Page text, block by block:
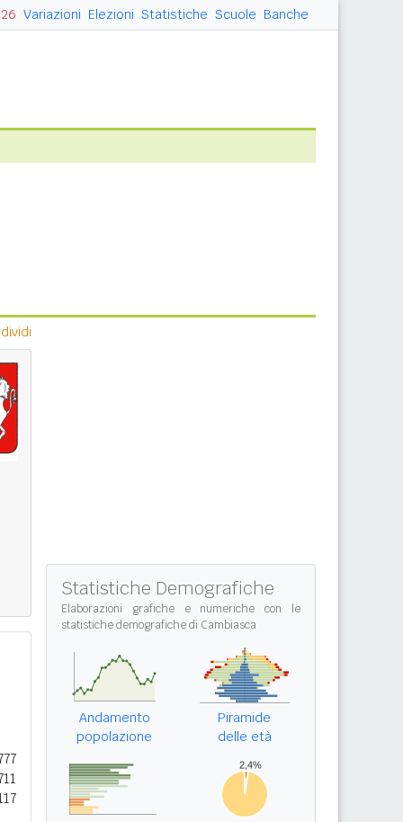
Variazioni Elezioni Statistiche Scuole Banche
Statistiche Demografiche
Elaborazioni grafiche e numeriche con le
statistiche demografiche di Cambiasca
Andamento
popolazione
Piramide
delle età